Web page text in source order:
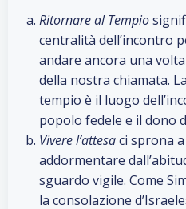
Ritornare al Tempio
centralità dell’incontro
andare ancora una
della nostra chiamata.
tempio è il luogo
popolo fedele e il dono
Vivere l’attesaci sprona
addormentare
sguardo vigile. Come
la consolazione